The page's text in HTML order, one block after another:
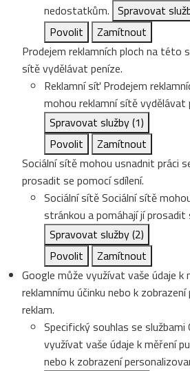
nedostatkům. Spravovat
Povolit
Zamítnout
Prodejem reklamních ploch na této
sítě vydělávat peníze.
Reklamní síť Prodejem
mohou reklamní sítě vydělávat
Spravovat služby(1)
Povolit
Zamítnout
Sociální sítě mohou usnadnit práci
prosadit se pomocí sdílení.
Sociální sítěSociální sítě
stránkou a pomáhají jí prosadit
Spravovat služby(2)
Povolit
Zamítnout
Google může využívat vaše údaje k
reklamnímu účinku nebo k
reklam.
Specifický souhlas se službami
využívat vaše údaje k měření
nebo k zobrazení